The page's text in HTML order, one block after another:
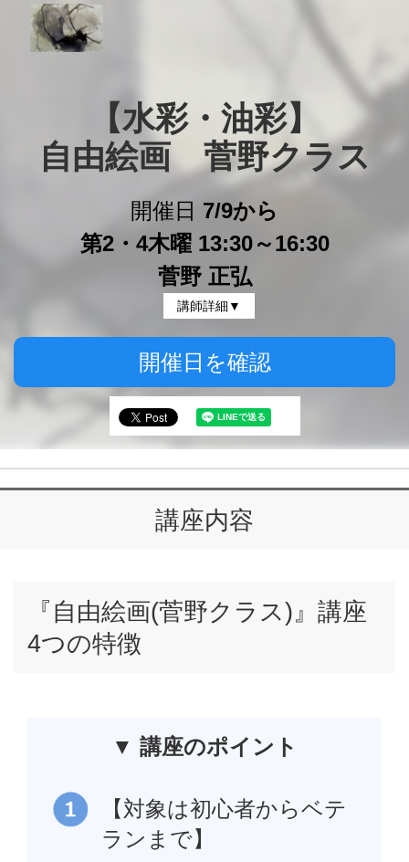
【水彩・油彩】
自由絵画　菅野クラス
開催日 7/9から
第2・4木曜 13:30～16:30
菅野 正弘
講師詳細▼
開催日を確認
講座内容
『自由絵画(菅野クラス)』講座
4つの特徴
▼ 講座のポイント
【対象は初心者からベテ
ランまで】